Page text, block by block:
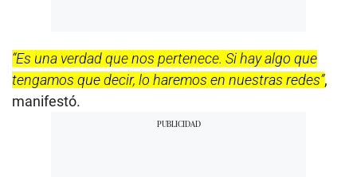
“Es una verdad que nos pertenece. Si hay algo que
tengamos que decir, lo haremos en nuestras redes”,
manifestó.